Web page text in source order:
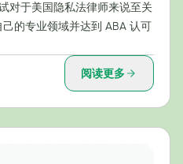
对于美国隐私法律师来说至关
的专业领域并达到 ABA 认可
阅读更多